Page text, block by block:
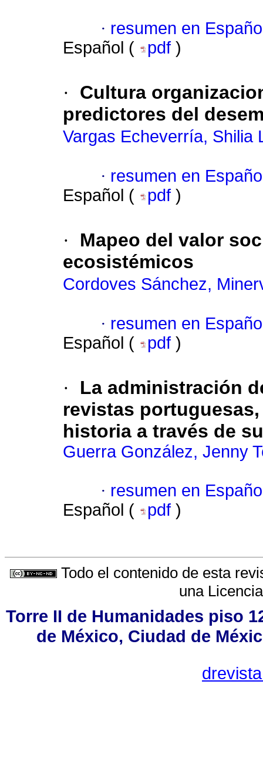
· resumen en
Español (
pdf )
·
Cultura
predictores del
Vargas Echeverría, Shilia
· resumen en
Español (
pdf )
·
Mapeo del valor
ecosistémicos
Cordoves Sánchez,
· resumen en
Español (
pdf )
·
La administración
revistas
historia a través de
Guerra González, Jenny
· resumen en
Español (
pdf )
Todo el contenido de esta
una
Torre II de Humanidades piso
de México, Ciudad de